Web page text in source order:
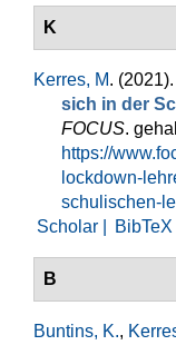
K
Kerres, M. (2021).
sich in der
FOCUS.
https://
lockdown-
schulischen-
Scholar |
BibTeX
B
Buntins, K.,